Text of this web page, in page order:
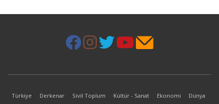
Türkiye Derkenar Sivil Toplum Kültür - Sanat Ekonomi Dünya